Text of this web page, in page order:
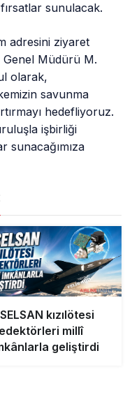
sunulacak.
adresini ziyaret
Müdürü M.
olarak,
savunma
hedefliyoruz.
işbirliği
sunacağımıza
kızılötesi
millî
geliştirdi